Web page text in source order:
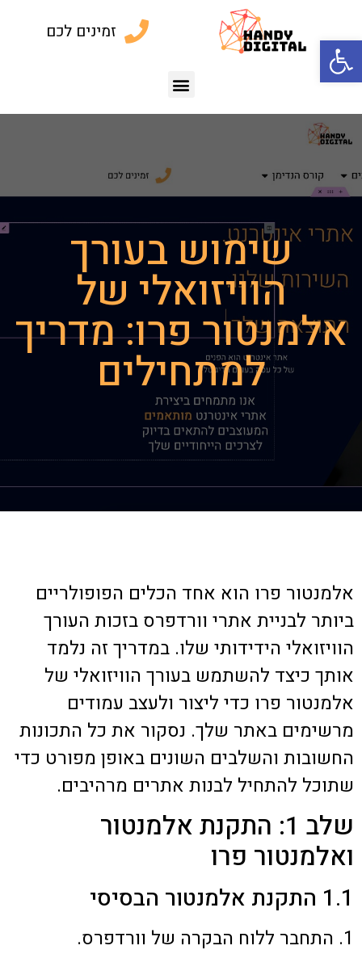
פתח סרגל נגישות זמינים לכם
שימוש בעורך
הוויזואלי של
אלמנטור פרו: מדריך
למתחילים
אלמנטור פרו הוא אחד הכלים הפופולריים
ביותר לבניית אתרי וורדפרס בזכות העורך
הוויזואלי הידידותי שלו. במדריך זה נלמד
אותך כיצד להשתמש בעורך הוויזואלי של
אלמנטור פרו כדי ליצור ולעצב עמודים
מרשימים באתר שלך. נסקור את כל התכונות
החשובות והשלבים השונים באופן מפורט כדי
שתוכל להתחיל לבנות אתרים מרהיבים.
שלב 1: התקנת אלמנטור
ואלמנטור פרו
1.1 התקנת אלמנטור הבסיסי
1. התחבר ללוח הבקרה של וורדפרס.